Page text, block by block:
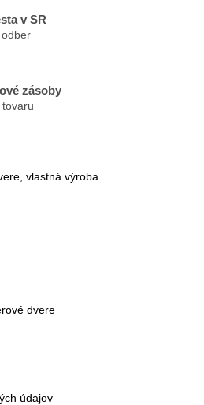
v SR
zásoby
vlastná výroba
dvere
údajov